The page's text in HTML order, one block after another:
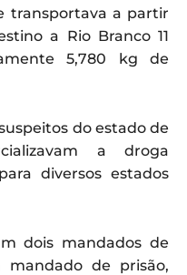
transportava a partir
a Rio Branco 11
5,780 kg de
do estado de
a droga
diversos estados
dois mandados de
de prisão,